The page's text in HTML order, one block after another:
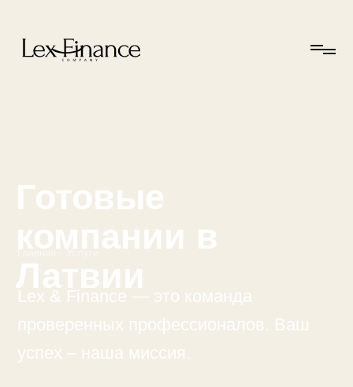
Готовые
компании в
Латвии
Lex & Finance — это команда
проверенных профессионалов. Ваш
успех – наша миссия.